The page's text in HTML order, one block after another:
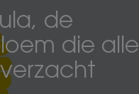
de
die alle